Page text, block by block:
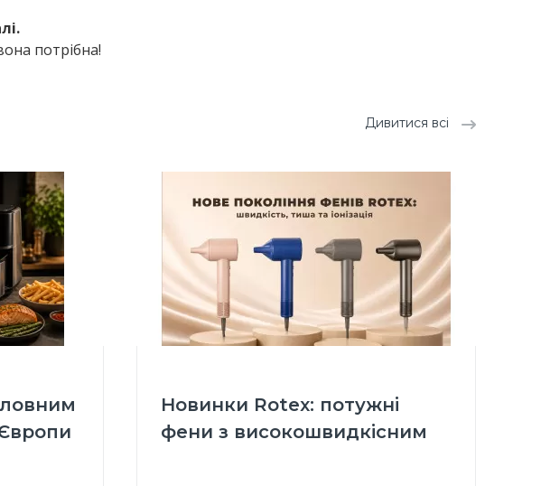
потрібна!
Дивитися всі
Новинки Rotex: потужні
фени з високошвидкісним